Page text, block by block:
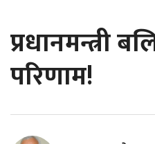
प्रधानमन्त्री
परिणाम!